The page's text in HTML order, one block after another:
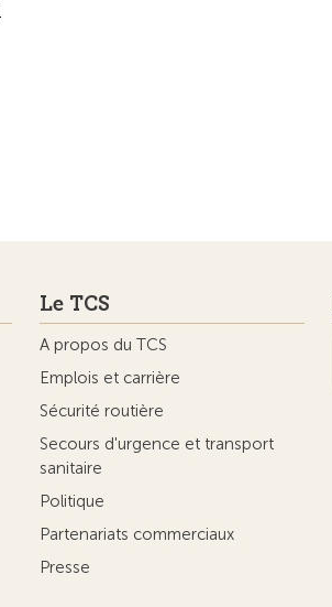
Le TCS
A propos du TCS
Emplois et carrière
Sécurité routière
Secours d'urgence et transport
sanitaire
Politique
Partenariats commerciaux
Presse